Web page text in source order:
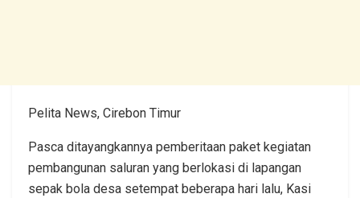
Pelita News, Cirebon Timur
Pasca ditayangkannya pemberitaan paket kegiatan
pembangunan saluran yang berlokasi di lapangan
sepak bola desa setempat beberapa hari lalu, Kasi